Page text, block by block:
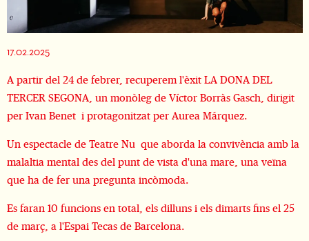
17.02.2025
A partir del 24 de febrer, recuperem l'èxit LA DONA DEL
TERCER SEGONA, un monòleg de Víctor Borràs Gasch, dirigit
per Ivan Benet i protagonitzat per Aurea Márquez.
Un espectacle de Teatre Nu que aborda la convivència amb la
malaltia mental des del punt de vista d'una mare, una veïna
que ha de fer una pregunta incòmoda.
Es faran 10 funcions en total, els dilluns i els dimarts fins el 25
de març, a l'Espai Tecas de Barcelona.